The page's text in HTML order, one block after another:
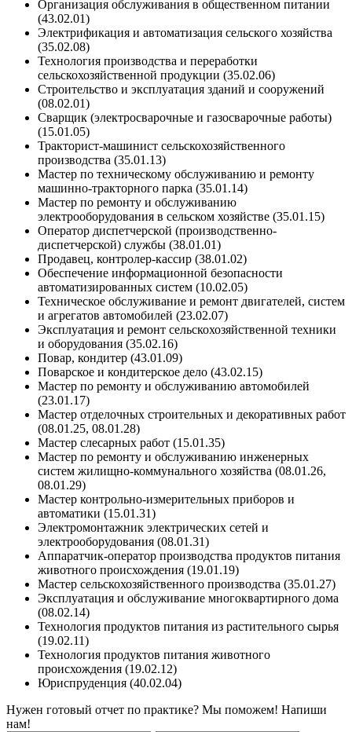
Организация обслуживания в общественном питании
(43.02.01)
Электрификация и автоматизация сельского хозяйства
(35.02.08)
Технология производства и переработки
сельскохозяйственной продукции (35.02.06)
Строительство и эксплуатация зданий и сооружений
(08.02.01)
Сварщик (электросварочные и газосварочные работы)
(15.01.05)
Тракторист-машинист сельскохозяйственного
производства (35.01.13)
Мастер по техническому обслуживанию и ремонту
машинно-тракторного парка (35.01.14)
Мастер по ремонту и обслуживанию
электрооборудования в сельском хозяйстве (35.01.15)
Оператор диспетчерской (производственно-
диспетчерской) службы (38.01.01)
Продавец, контролер-кассир (38.01.02)
Обеспечение информационной безопасности
автоматизированных систем (10.02.05)
Техническое обслуживание и ремонт двигателей, систем
и агрегатов автомобилей (23.02.07)
Эксплуатация и ремонт сельскохозяйственной техники
и оборудования (35.02.16)
Повар, кондитер (43.01.09)
Поварское и кондитерское дело (43.02.15)
Мастер по ремонту и обслуживанию автомобилей
(23.01.17)
Мастер отделочных строительных и декоративных работ
(08.01.25, 08.01.28)
Мастер слесарных работ (15.01.35)
Мастер по ремонту и обслуживанию инженерных
систем жилищно-коммунального хозяйства (08.01.26,
08.01.29)
Мастер контрольно-измерительных приборов и
автоматики (15.01.31)
Электромонтажник электрических сетей и
электрооборудования (08.01.31)
Аппаратчик-оператор производства продуктов питания
животного происхождения (19.01.19)
Мастер сельскохозяйственного производства (35.01.27)
Эксплуатация и обслуживание многоквартирного дома
(08.02.14)
Технология продуктов питания из растительного сырья
(19.02.11)
Технология продуктов питания животного
происхождения (19.02.12)
Юриспруденция (40.02.04)
Нужен готовый отчет по практике? Мы поможем! Напиши
нам!